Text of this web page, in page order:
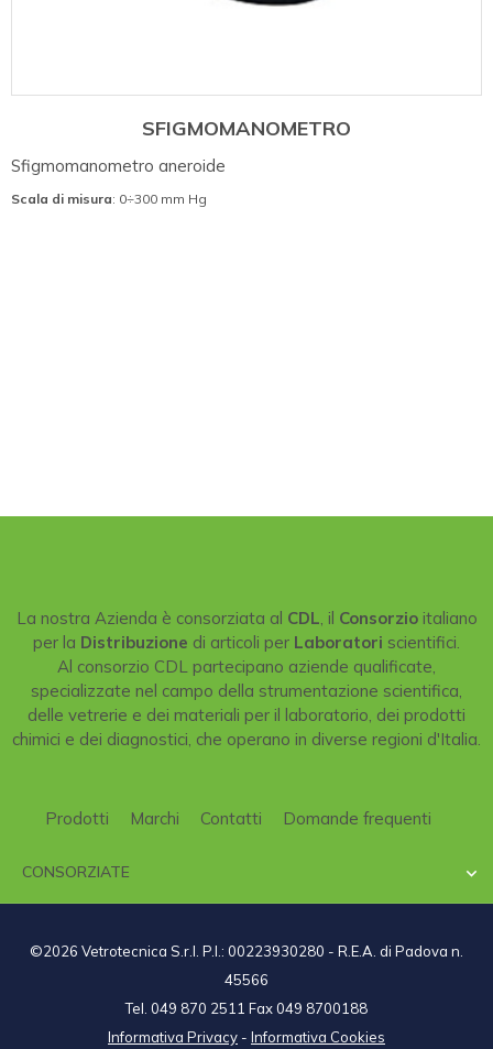
SFIGMOMANOMETRO
Sfigmomanometro aneroide
Scala di misura: 0÷300 mm Hg
La nostra Azienda è consorziata al CDL, il Consorzioitaliano
per la Distribuzione di articoli per Laboratori scientifici.
Al consorzio CDL partecipano aziende qualificate,
specializzate nel campo della strumentazione scientifica,
delle vetrerie e dei materiali per il laboratorio, dei prodotti
chimici e dei diagnostici, che operano in diverse regioni d'Italia.
Prodotti Marchi Contatti Domande frequenti
CONSORZIATE 
©2026 Vetrotecnica S.r.l. P.I.: 00223930280 - R.E.A. di Padova n.
45566
Tel. 049 870 2511 Fax 049 8700188
Informativa Privacy - Informativa Cookies